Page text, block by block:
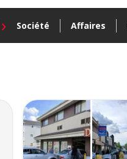
Société Affaires